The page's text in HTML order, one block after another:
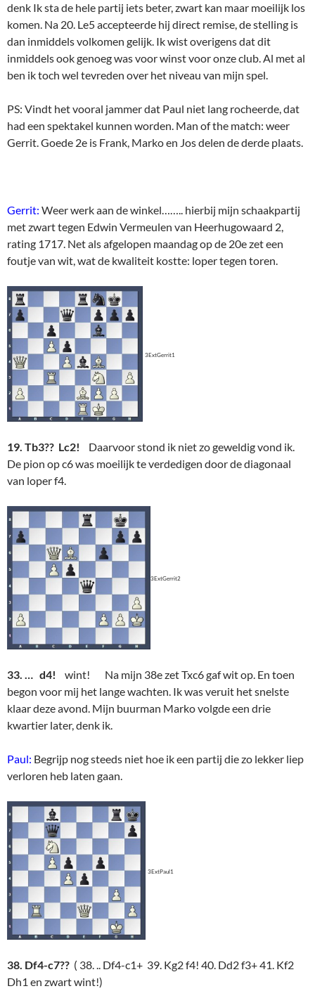
denk Ik sta de hele partij iets beter, zwart kan maar moeilijk los
komen. Na 20. Le5 accepteerde hij direct remise, de stelling is
dan inmiddels volkomen gelijk. Ik wist overigens dat dit
inmiddels ook genoeg was voor winst voor onze club. Al met al
ben ik toch wel tevreden over het niveau van mijn spel.
PS: Vindt het vooral jammer dat Paul niet lang rocheerde, dat
had een spektakel kunnen worden. Man of the match: weer
Gerrit. Goede 2e is Frank, Marko en Jos delen de derde plaats.
Gerrit: Weer werk aan de winkel…….. hierbij mijn schaakpartij
met zwart tegen Edwin Vermeulen van Heerhugowaard 2,
rating 1717. Net als afgelopen maandag op de 20e zet een
foutje van wit, wat de kwaliteit kostte: loper tegen toren.
3ExtGerrit1
19. Tb3?? Lc2!
Daarvoor stond ik niet zo geweldig vond ik.
De pion op c6 was moeilijk te verdedigen door de diagonaal
van loper f4.
3ExtGerrit2
33. … d4!
wint! Na mijn 38e zet Txc6 gaf wit op. En toen
begon voor mij het lange wachten. Ik was veruit het snelste
klaar deze avond. Mijn buurman Marko volgde een drie
kwartier later, denk ik.
Paul: Begrijp nog steeds niet hoe ik een partij die zo lekker liep
verloren heb laten gaan.
3ExtPaul1
38. Df4-c7?? ( 38. .. Df4-c1+ 39. Kg2 f4! 40. Dd2 f3+ 41. Kf2
Dh1 en zwart wint!)